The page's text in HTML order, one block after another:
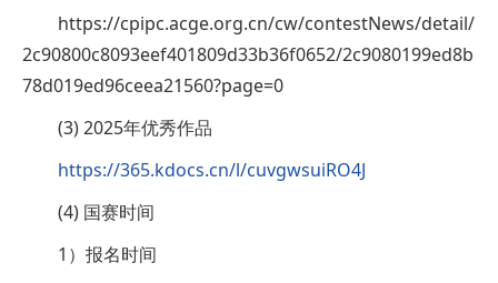
https://cpipc.acge.org.cn/cw/contestNews/detail/
2c90800c8093eef401809d33b36f0652/2c9080199ed8b
78d019ed96ceea21560?page=0
(3) 2025年优秀作品
https://365.kdocs.cn/l/cuvgwsuiRO4J
(4) 国赛时间
1）报名时间